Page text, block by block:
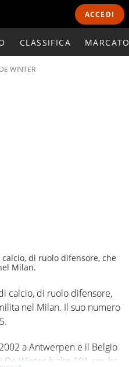
ACCEDI
CLASSIFICA
WINTER
di ruolo difensore, che
Milan.
calcio, di ruolo difensore,
nel Milan. Il suo numero
a Antwerpen e il Belgio
De Winter è alto 191 cm, ha